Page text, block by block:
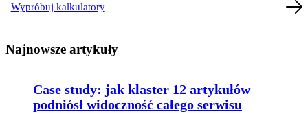
Wypróbuj kalkulatory
Najnowsze artykuły
Case study: jak klaster 12 artykułów
podniósł widoczność całego serwisu